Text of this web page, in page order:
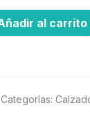
al carrito
Categorías: